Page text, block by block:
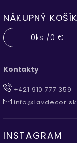
NÁKUPNÝ KOŠÍK
0ks /0 €
Kontakty
+421 910 777 359
info@lavdecor.sk
INSTAGRAM